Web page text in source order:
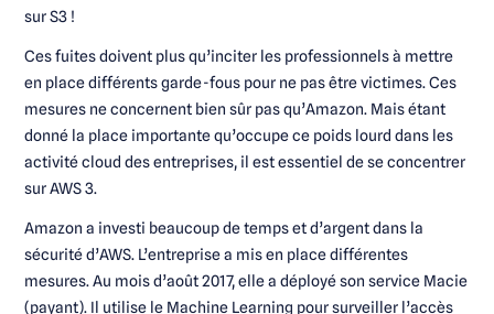
sur S3 !
Ces fuites doivent plus qu’inciter les professionnels à mettre
en place différents garde-fous pour ne pas être victimes. Ces
mesures ne concernent bien sûr pas qu’Amazon. Mais étant
donné la place importante qu’occupe ce poids lourd dans les
activité cloud des entreprises, il est essentiel de se concentrer
sur AWS 3.
Amazon a investi beaucoup de temps et d’argent dans la
sécurité d’AWS. L’entreprise a mis en place différentes
mesures. Au mois d’août 2017, elle a déployé son service Macie
(payant). Il utilise le Machine Learning pour surveiller l’accès